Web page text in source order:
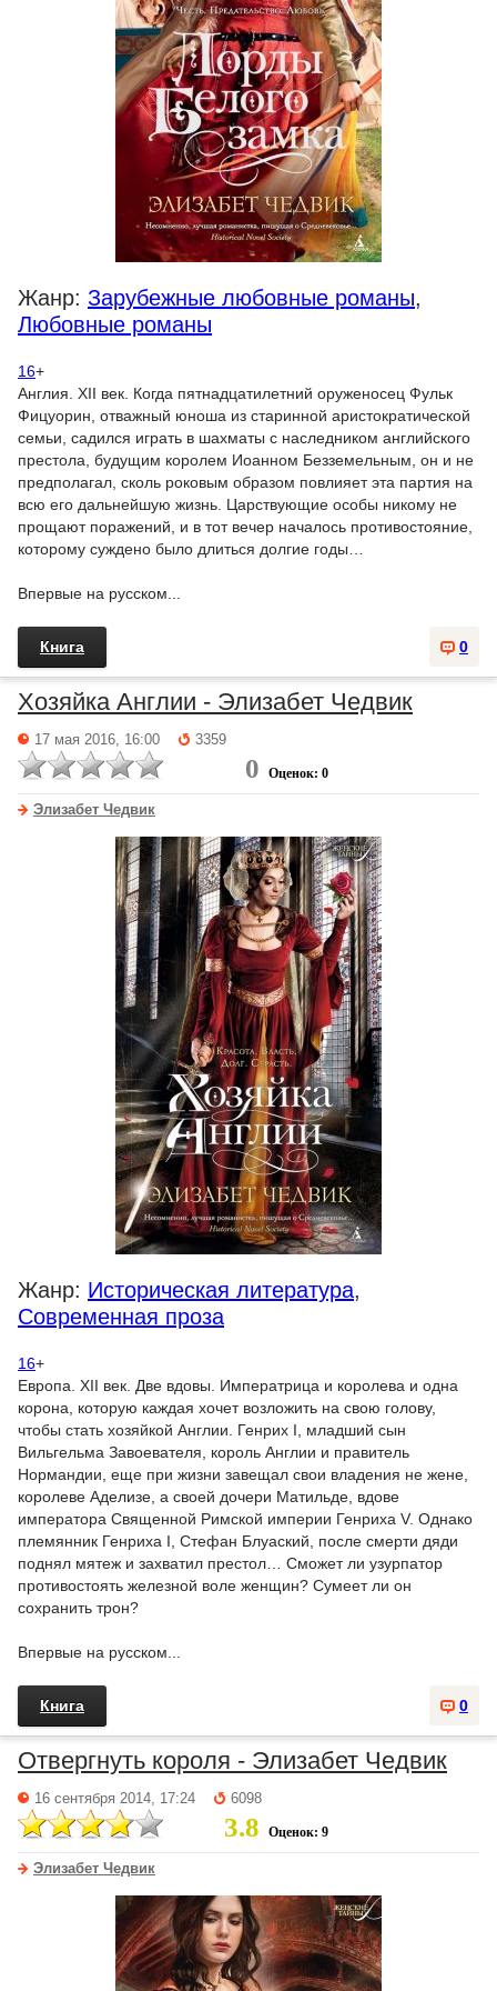
Жанр: Зарубежные любовные романы,
Любовные романы
16+
Англия. XII век. Когда пятнадцатилетний оруженосец Фульк
Фицуорин, отважный юноша из старинной аристократической
семьи, садился играть в шахматы с наследником английского
престола, будущим королем Иоанном Безземельным, он и не
предполагал, сколь роковым образом повлияет эта партия на
всю его дальнейшую жизнь. Царствующие особы никому не
прощают поражений, и в тот вечер началось противостояние,
которому суждено было длиться долгие годы…
Впервые на русском...
0
Книга
Хозяйка Англии - Элизабет Чедвик
17 мая 2016, 16:00 3359
0 Оценок: 0
Элизабет Чедвик
Жанр: Историческая литература,
Современная проза
16+
Европа. XII век. Две вдовы. Императрица и королева и одна
корона, которую каждая хочет возложить на свою голову,
чтобы стать хозяйкой Англии. Генрих I, младший сын
Вильгельма Завоевателя, король Англии и правитель
Нормандии, еще при жизни завещал свои владения не жене,
королеве Аделизе, а своей дочери Матильде, вдове
императора Священной Римской империи Генриха V. Однако
племянник Генриха I, Стефан Блуаский, после смерти дяди
поднял мятеж и захватил престол… Сможет ли узурпатор
противостоять железной воле женщин? Сумеет ли он
сохранить трон?
Впервые на русском...
0
Книга
Отвергнуть короля - Элизабет Чедвик
16 сентября 2014, 17:24 6098
3.8 Оценок: 9
Элизабет Чедвик